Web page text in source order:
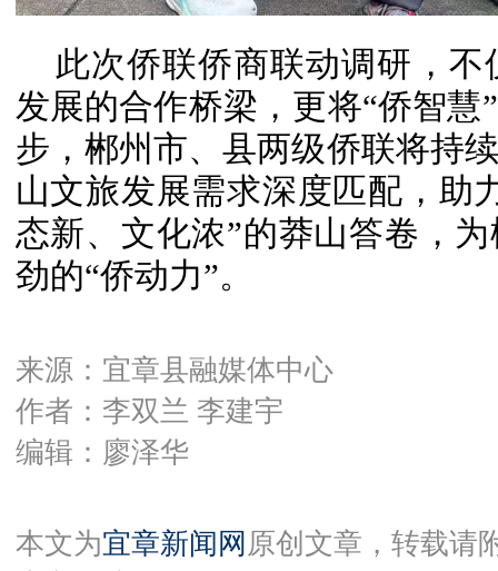
此次侨联侨商联动调研，
发展的合作桥梁，更将“侨智
步，郴州市、县两级侨联将持
山文旅发展需求深度匹配，助
态新、文化浓”的莽山答卷，
劲的“侨动力”。
来源：宜章县融媒体中心
作者：李双兰 李建宇
编辑：廖泽华
本文为宜章新闻网 原创文章，转载请